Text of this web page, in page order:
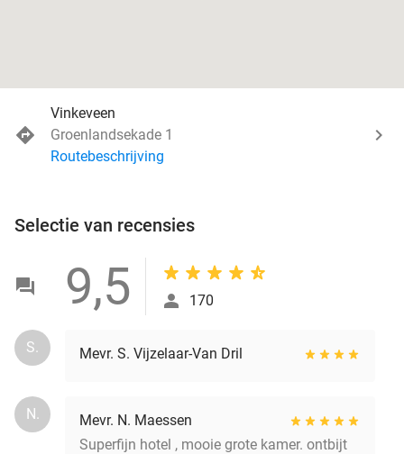
Vinkeveen
Groenlandsekade 1
Routebeschrijving
Selectie van recensies
9,5 170
S. Mevr. S. Vijzelaar-Van Dril
N.
Mevr. N. Maessen
Superfijn hotel , mooie grote kamer. ontbijt